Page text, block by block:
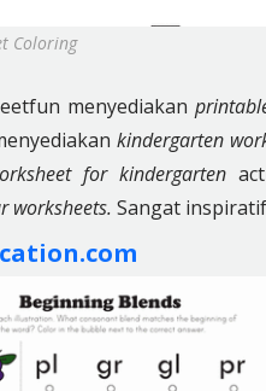
Coloring
menyediakan
kindergarten
for kindergarten
worksheets. Sangat